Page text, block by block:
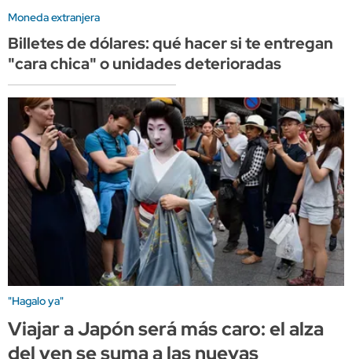
Moneda extranjera
Billetes de dólares: qué hacer si te entregan
"cara chica" o unidades deterioradas
"Hagalo ya"
Viajar a Japón será más caro: el alza
del yen se suma a las nuevas